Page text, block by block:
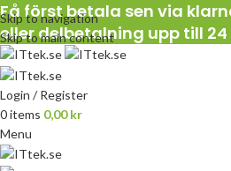
Skip to navigation
Skip to main content
Få först betala sen via
eller delbetalning upp till
Login / Register
0items 0,00kr
Menu